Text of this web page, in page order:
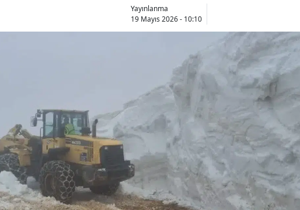
Yayınlanma
19 Mayıs 2026 - 10:10